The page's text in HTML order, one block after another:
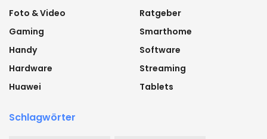
Foto & Video
Gaming
Handy
Hardware
Huawei
Ratgeber
Smarthome
Software
Streaming
Tablets
Schlagwörter